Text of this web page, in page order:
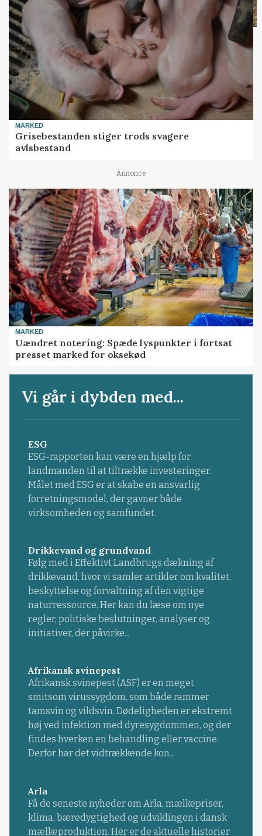
MARKED
Grisebestanden stiger trods svagere
avlsbestand
Annonce
MARKED
Uændret notering: Spæde lyspunkter i fortsat
presset marked for oksekød
Vi går i dybden med...
ESG
ESG-rapporten kan være en hjælp for
landmanden til at tiltrække investeringer.
Målet med ESG er at skabe en ansvarlig
forretningsmodel, der gavner både
virksomheden og samfundet.
Drikkevand og grundvand
Følg med i Effektivt Landbrugs dækning af
drikkevand, hvor vi samler artikler om kvalitet,
beskyttelse og forvaltning af den vigtige
naturressource. Her kan du læse om nye
regler, politiske beslutninger, analyser og
initiativer, der påvirke...
Afrikansk svinepest
Afrikansk svinepest (ASF) er en meget
smitsom virussygdom, som både rammer
tamsvin og vildsvin. Dødeligheden er ekstremt
høj ved infektion med dyresygdommen, og der
findes hverken en behandling eller vaccine.
Derfor har det vidtrækkende kon...
Arla
Få de seneste nyheder om Arla, mælkepriser,
klima, bæredygtighed og udviklingen i dansk
mælkeproduktion. Her er de aktuelle historier